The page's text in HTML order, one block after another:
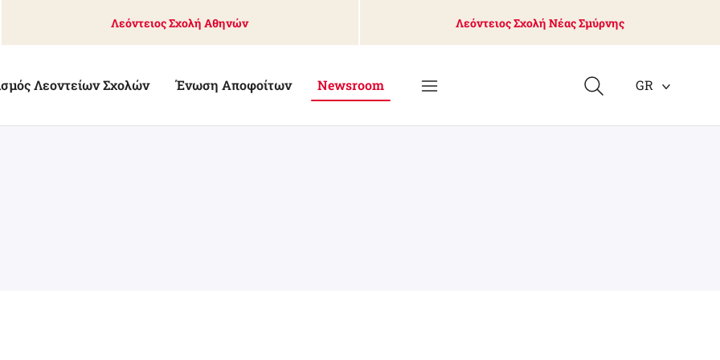
Λεόντειος Σχολή Αθηνών Λεόντειος Σχολή Νέας Σμύρνης
Λεοντείων Σχολών Ένωση Αποφοίτων Newsroom GR